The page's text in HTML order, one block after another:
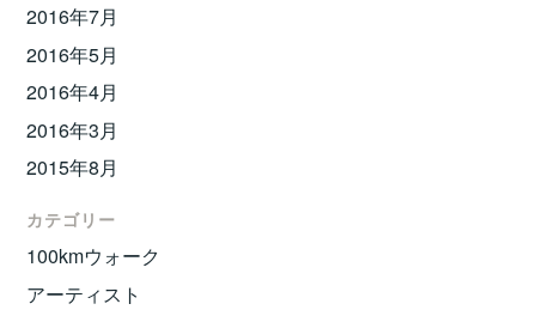
2016年7月
2016年5月
2016年4月
2016年3月
2015年8月
カテゴリー
100kmウォーク
アーティスト